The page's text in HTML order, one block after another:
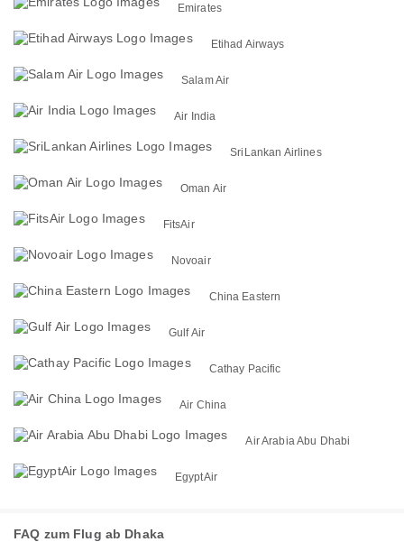
Emirates
Etihad Airways
Salam Air
Air India
SriLankan Airlines
Oman Air
FitsAir
Novoair
China Eastern
Gulf Air
Cathay Pacific
Air China
Air Arabia Abu Dhabi
EgyptAir
FAQ zum Flug ab Dhaka